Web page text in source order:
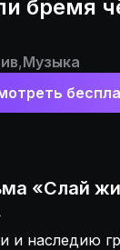
бремя
,Музыка
«Слай
и наследию